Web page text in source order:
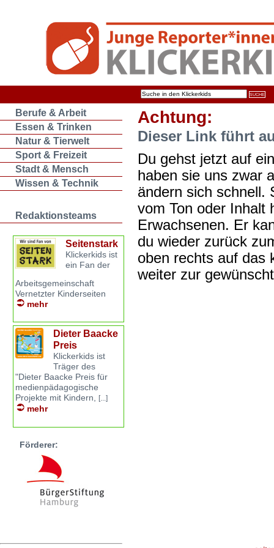
Berufe & Arbeit
Essen & Trinken
Natur & Tierwelt
Sport & Freizeit
Stadt & Mensch
Wissen & Technik
Redaktionsteams
Seitenstark
Klickerkids ist
ein Fan der
Arbeitsgemeinschaft
Vernetzter Kinderseiten
mehr
Dieter Baacke
Preis
Klickerkids ist
Träger des
"Dieter Baacke Preis für
medienpädagogische
Projekte mit Kindern, [...]
mehr
Förderer:
Achtung:
Dieser Link führt
Du gehst jetzt auf
haben sie uns zwar
ändern sich schnell.
vom Ton oder Inhalt
Erwachsenen. Er
du wieder zurück
oben rechts auf das
weiter zur